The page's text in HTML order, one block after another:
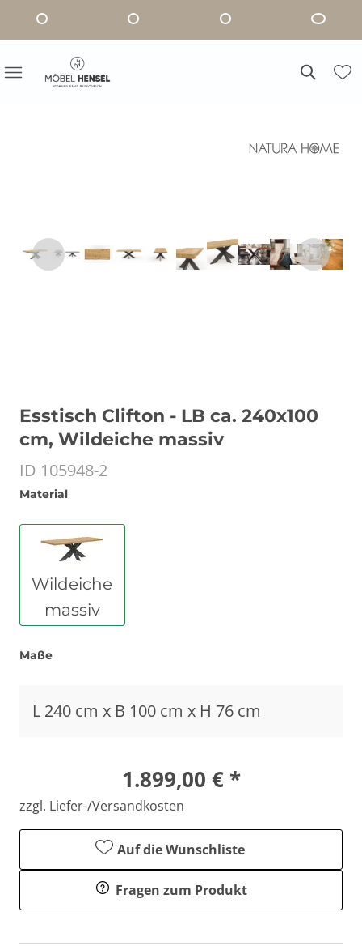
Esstisch Clifton - LB ca. 240x100
cm, Wildeiche massiv
ID 105948-2
Material
Wildeiche
massiv
Maße
L 240 cm x B 100 cm x H 76 cm
1.899,00 € *
zzgl. Liefer-/Versandkosten
Auf die Wunschliste
Fragen zum Produkt